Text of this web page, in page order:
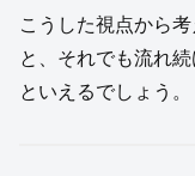
こうした視点から
と、それでも流れ
といえるでしょう。